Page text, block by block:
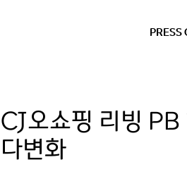
PRESS
CJ오쇼핑 리빙 PB
다변화